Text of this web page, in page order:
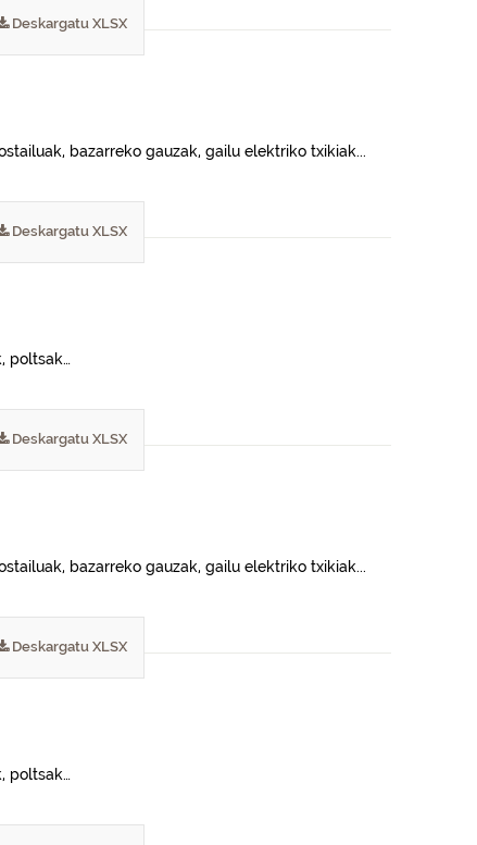
Deskargatu XLSX
bazarreko gauzak, gailu elektriko txikiak...
Deskargatu XLSX
poltsak…
Deskargatu XLSX
bazarreko gauzak, gailu elektriko txikiak...
Deskargatu XLSX
poltsak…